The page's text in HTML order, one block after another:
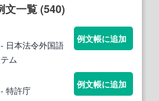
文一覧 (540)
- 日本法令外国語
ム
例文帳に追加
- 特許庁
例文帳に追加